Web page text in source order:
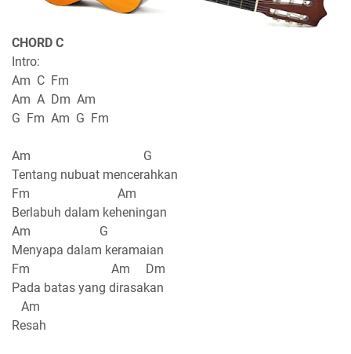
CHORD C
Intro:
Am C Fm
Am A Dm Am
G Fm Am G Fm
Am G
Tentang nubuat mencerahkan
Fm Am
Berlabuh dalam keheningan
Am G
Menyapa dalam keramaian
Fm Am Dm
Pada batas yang dirasakan
Am
Resah